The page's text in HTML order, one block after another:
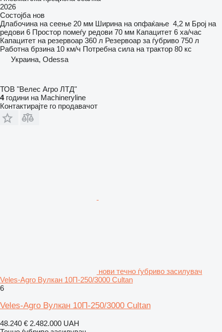
2026
Состојба нов
Длабочина на сеење 20 мм Ширина на опфаќање 4,2 м Број на
редови 6 Простор помеѓу редови 70 мм Капацитет 6 ха/час
Капацитет на резервоар 360 л Резервоар за ѓубриво 750 л
Работна брзина 10 км/ч Потребна сила на трактор 80 кс
Украина, Odessa
ТОВ "Велес Агро ЛТД"
4години на Machineryline
Контактирајте го продавачот
нови течно ѓубриво засилувач
Veles-Agro Вулкан 10П-250/3000 Cultan
6
Veles-Agro Вулкан 10П-250/3000 Cultan
48.240 € 2.482.000 UAH